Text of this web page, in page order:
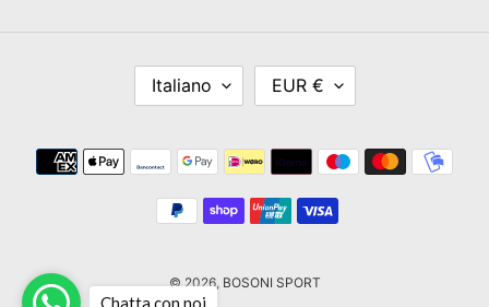
I
G
U
Italiano
A
U
T
EUR €
Metodi
di
pagamento
© 2026, BOSONI SPORT
Chatta con noi